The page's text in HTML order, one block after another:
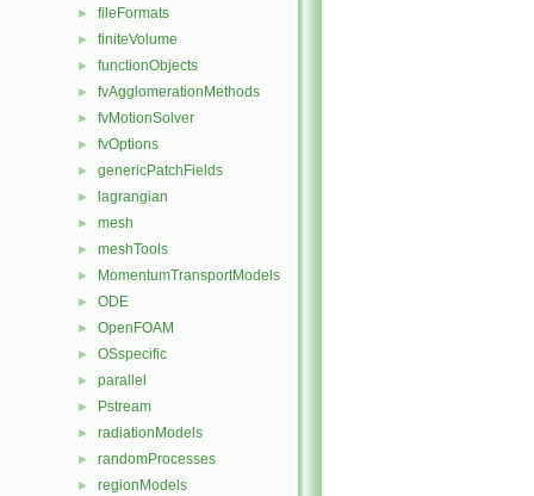
► fileFormats
► finiteVolume
► functionObjects
► fvAgglomerationMethods
► fvMotionSolver
► fvOptions
► genericPatchFields
► lagrangian
► mesh
► meshTools
► MomentumTransportModels
► ODE
► OpenFOAM
► OSspecific
► parallel
► Pstream
► radiationModels
► randomProcesses
► regionModels